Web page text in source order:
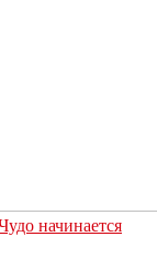
начинается